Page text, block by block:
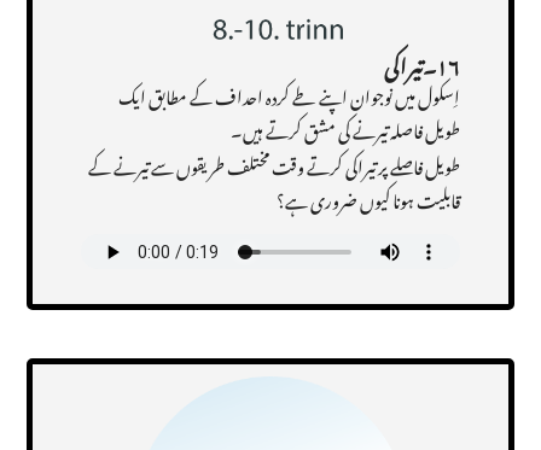
۱۶۔تیراکی
اِسکول میں نوجوان اپنے طے کردہ احداف کے مطابق ایک
طویل فاصلہ تیرنے کی مشق کرتے ہیں۔
طویل فاصلے پر تیراکی کرتے وقت مختلف طریقوں سے تیرنے کے
قابلیت ہونا کیوں ضروری ہے؟